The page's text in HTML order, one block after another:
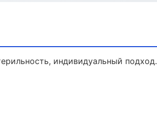
индивидуальный подход.